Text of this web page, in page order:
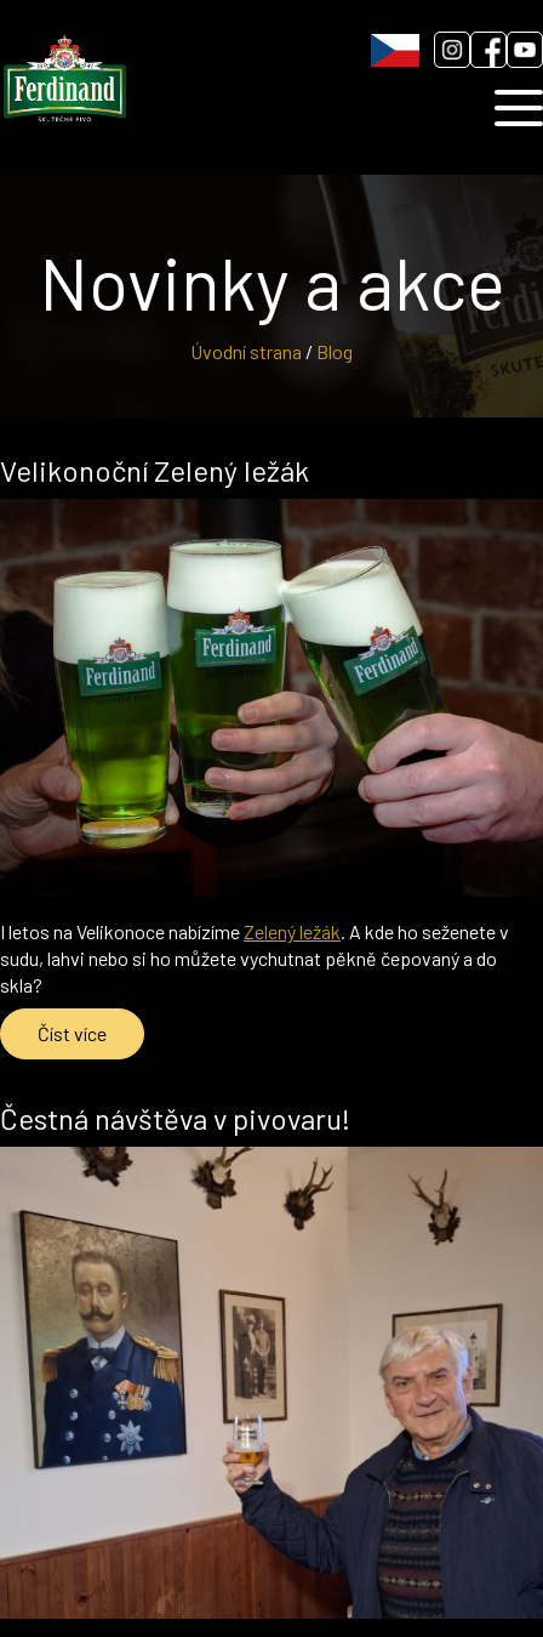
Blog
Úvodní strana / Blog
Novinky a akce
Velikonoční Zelený ležák
I letos na Velikonoce nabízímeZelený ležák. A kde ho seženete v
sudu, lahvi nebo si ho můžete vychutnat pěkně čepovaný a do
skla?
Číst více
Čestná návštěva v pivovaru!